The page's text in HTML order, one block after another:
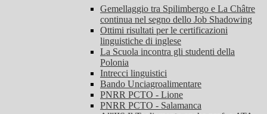
Gemellaggio tra Spilimbergo e La Châtre
continua nel segno dello Job Shadowing
Ottimi risultati per le certificazioni
linguistiche di inglese
La Scuola incontra gli studenti della
Polonia
Intrecci linguistici
Bando Unciagroalimentare
PNRR PCTO - Lione
PNRR PCTO - Salamanca